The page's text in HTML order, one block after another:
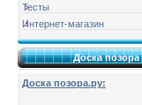
Тесты
Интернет-магазин
Доска позора
Доска позора.ру: